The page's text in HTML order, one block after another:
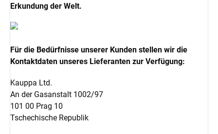
Erkundung der Welt.
Für die Bedürfnisse unserer Kunden stellen wir die
Kontaktdaten unseres Lieferanten zur Verfügung:
Kauppa Ltd.
An der Gasanstalt 1002/97
101 00 Prag 10
Tschechische Republik